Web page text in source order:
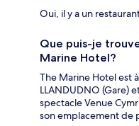
Oui, il y a un
Que puis-je
Marine Hotel?
The Marine Hotel est
LLANDUDNO (Gare)
spectacle Venue
son emplacement de